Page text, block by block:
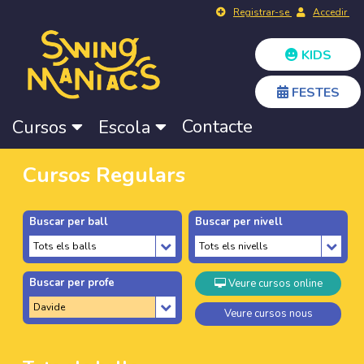
Registrar-se Accedir
KIDS
FESTES
Cursos Escola Contacte
Cursos Regulars
Buscar per ball Buscar per nivell
Buscar per profe Veure cursos online
Veure cursos nous